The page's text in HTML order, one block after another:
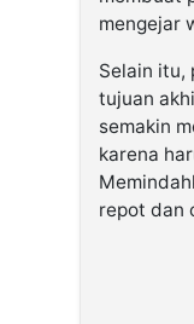
mengejar
Selain itu,
tujuan
semakin
karena
repot dan